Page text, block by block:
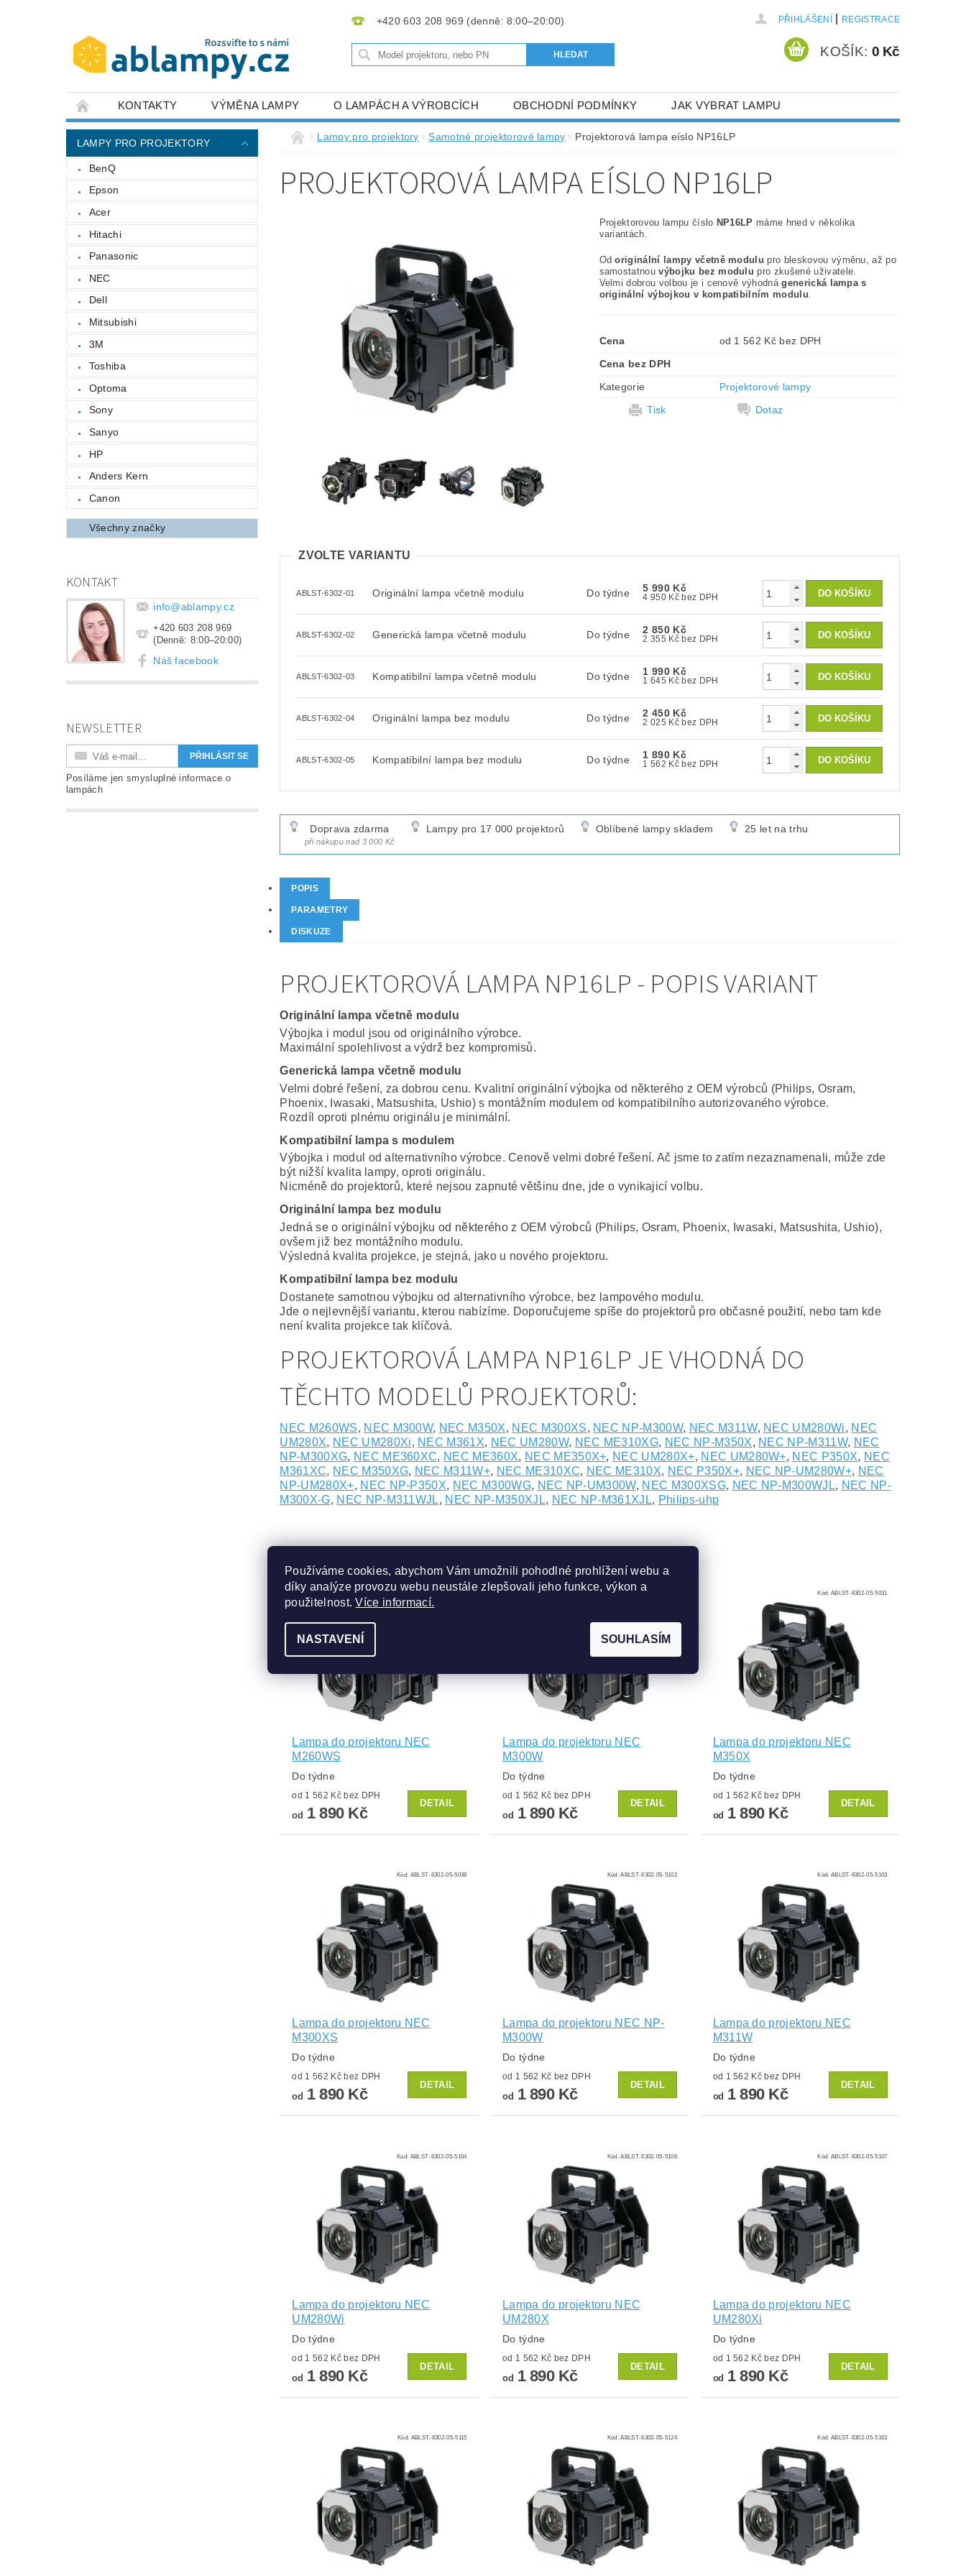
+420 603 208 969 PŘIHLÁŠENÍ REGISTRACE
KOŠÍK: 0 Kč
KONTAKTY VÝMĚNA LAMPY O LAMPÁCH A VÝROBCÍCH OBCHODNÍ PODMÍNKY JAK VYBRAT LAMPU
LAMPY PRO PROJEKTORY
BenQ
Epson
Acer
Hitachi
Panasonic
NEC
Dell
Mitsubishi
3M
Toshiba
Optoma
Sony
Sanyo
HP
Anders Kern
Canon
Všechny značky
KONTAKT
info@ablampy.cz
+420 603 208 969
(Denně: 8:00–20:00)
Náš facebook
NEWSLETTER
Posíláme jen smysluplné informace o
lampách
Lampy pro projektory Samotné projektorové lampy Projektorová lampa eíslo NP16LP
PROJEKTOROVÁ LAMPA EÍSLO NP16LP
Projektorovou lampu číslo NP16LP máme hned v několika
variantách.
Odoriginální lampy včetně modulu pro bleskovou výměnu, až po
samostatnouvýbojku bez modulu pro zkušené uživatele.
Velmi dobrou volbou je i cenově výhodnágenerická lampa s
originální výbojkou v kompatibilním modulu.
Cena
od 1 562 Kč bez DPH
Cena bez DPH
Kategorie
Projektorové lampy
Tisk
Dotaz
ZVOLTE VARIANTU
ABLST-6302-01 Originální lampa včetně modulu Do týdne 5 990 Kč
4 950 Kč bez DPH
ABLST-6302-02 Generická lampa včetně modulu Do týdne 2 850 Kč
2 355 Kč bez DPH
ABLST-6302-03 Kompatibilní lampa včetně modulu Do týdne 1 990 Kč
1 645 Kč bez DPH
ABLST-6302-04 Originální lampa bez modulu Do týdne 2 450 Kč
2 025 Kč bez DPH
ABLST-6302-05 Kompatibilní lampa bez modulu Do týdne 1 890 Kč
1 562 Kč bez DPH
Doprava zdarma
při nákupu nad 3 000 Kč
Lampy pro 17 000 projektorů Oblíbené lampy skladem 25 let na trhu
POPIS
PARAMETRY
DISKUZE
PROJEKTOROVÁ LAMPA NP16LP - POPIS VARIANT
Originální lampa včetně modulu
Výbojka i modul jsou od originálního výrobce.
Maximální spolehlivost a výdrž bez kompromisů.
Generická lampa včetně modulu
Velmi dobré řešení, za dobrou cenu. Kvalitní originální výbojka od některého z OEM výrobců (Philips, Osram,
Phoenix, Iwasaki, Matsushita, Ushio) s montážním modulem od kompatibilního autorizovaného výrobce.
Rozdíl oproti plnému originálu je minimální.
Kompatibilní lampa s modulem
Výbojka i modul od alternativního výrobce. Cenově velmi dobré řešení. Ač jsme to zatím nezaznamenali, může zde
být nižší kvalita lampy, oproti originálu.
Nicméně do projektorů, které nejsou zapnuté většinu dne, jde o vynikajicí volbu.
Originální lampa bez modulu
Jedná se o originální výbojku od některého z OEM výrobců (Philips, Osram, Phoenix, Iwasaki, Matsushita, Ushio),
ovšem již bez montážního modulu.
Výsledná kvalita projekce, je stejná, jako u nového projektoru.
Kompatibilní lampa bez modulu
Dostanete samotnou výbojku od alternativního výrobce, bez lampového modulu.
Jde o nejlevnější variantu, kterou nabízíme. Doporučujeme spíše do projektorů pro občasné použití, nebo tam kde
není kvalita projekce tak klíčová.
PROJEKTOROVÁ LAMPA NP16LP JE VHODNÁ DO
TĚCHTO MODELŮ PROJEKTORŮ:
NEC M260WS, NEC M300W, NEC M350X, NEC M300XS, NEC NP-M300W, NEC M311W, NEC UM280Wi, NEC
UM280X, NEC UM280Xi, NEC M361X, NEC UM280W, NEC ME310XG, NEC NP-M350X, NEC NP-M311W, NEC
NP-M300XG, NEC ME360XC, NEC ME360X, NEC ME350X+, NEC UM280X+, NEC UM280W+, NEC P350X, NEC
M361XC, NEC M350XG, NEC M311W+, NEC ME310XC, NEC ME310X, NEC P350X+, NEC NP-UM280W+, NEC
NP-UM280X+, NEC NP-P350X, NEC M300WG, NEC NP-UM300W, NEC M300XSG, NEC NP-M300WJL, NEC NP-
M300X-G, NEC NP-M311WJL, NEC NP-M350XJL, NEC NP-M361XJL, Philips-uhp
SOUVISEJÍCÍ PRODUKTY
Kód: ABLST-6302-05-5028
Lampa do projektoru NEC
M260WS
Do týdne
od 1 562 Kč bez DPH
od 1 890 Kč
DETAIL
Kód: ABLST-6302-05-5030
Lampa do projektoru NEC
M300W
Do týdne
od 1 562 Kč bez DPH
od 1 890 Kč
DETAIL
Kód: ABLST-6302-05-5031
Lampa do projektoru NEC
M350X
Do týdne
od 1 562 Kč bez DPH
od 1 890 Kč
DETAIL
Kód: ABLST-6302-05-5038
Lampa do projektoru NEC
M300XS
Do týdne
od 1 562 Kč bez DPH
od 1 890 Kč
DETAIL
Kód:ABLST-6302-05-5102
Lampa do projektoru NEC NP-
M300W
Do týdne
od 1 562 Kč bez DPH
od 1 890 Kč
DETAIL
Kód: ABLST-6302-05-5103
Lampa do projektoru NEC
M311W
Do týdne
od 1 562 Kč bez DPH
od 1 890 Kč
DETAIL
Kód: ABLST-6302-05-5104
Lampa do projektoru NEC
UM280Wi
Do týdne
od 1 562 Kč bez DPH
od 1 890 Kč
DETAIL
Kód:ABLST-6302-05-5106
Lampa do projektoru NEC
UM280X
Do týdne
od 1 562 Kč bez DPH
od 1 890 Kč
DETAIL
Kód: ABLST-6302-05-5107
Lampa do projektoru NEC
UM280Xi
Do týdne
od 1 562 Kč bez DPH
od 1 890 Kč
DETAIL
Kód: ABLST-6302-05-5115 Kód:ABLST-6302-05-5124 Kód: ABLST-6302-05-5163
Používáme cookies, abychom Vám umožnili pohodlné prohlížení webu a
díky analýze provozu webu neustále zlepšovali jeho funkce, výkon a
použitelnost.Více informací.
NASTAVENÍ SOUHLASÍM